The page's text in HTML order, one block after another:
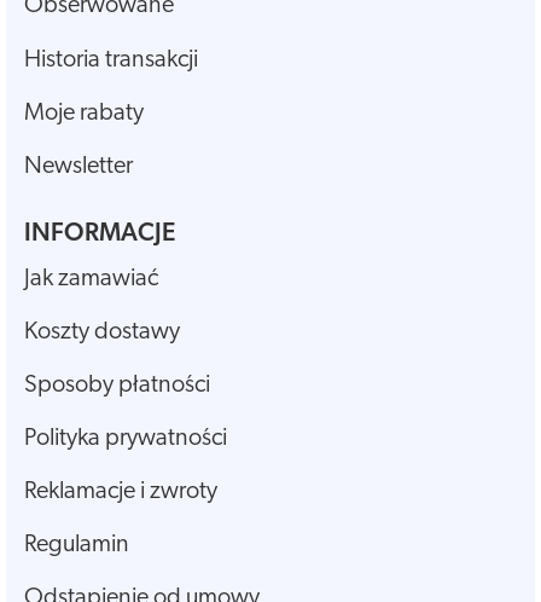
Obserwowane
Historia transakcji
Moje rabaty
Newsletter
INFORMACJE
Jak zamawiać
Koszty dostawy
Sposoby płatności
Polityka prywatności
Reklamacje i zwroty
Regulamin